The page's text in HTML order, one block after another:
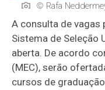
© Rafa
A consulta de vagas
Sistema de Seleção
aberta. De acordo
(MEC), serão
cursos de